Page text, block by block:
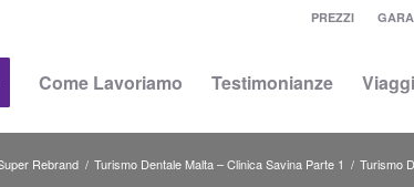
PREZZI
Come Lavoriamo Testimonianze
Rebrand / Turismo Dentale Malta – Clinica Savina Parte 1 / Turismo